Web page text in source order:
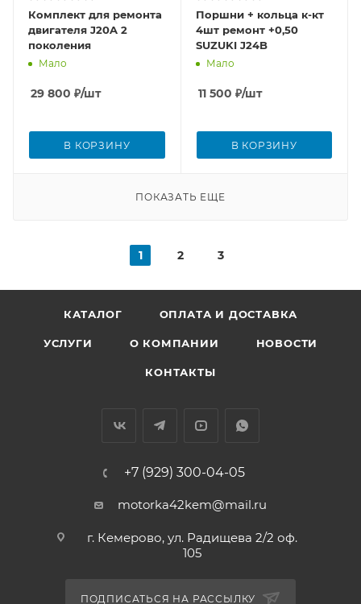
Комплект для ремонта
двигателя J20A 2
поколения
Мало
29 800 ₽/шт
В КОРЗИНУ
Поршни + кольца к-кт
4шт ремонт +0,50
SUZUKI J24B
Мало
11 500 ₽/шт
В КОРЗИНУ
ПОКАЗАТЬ ЕЩЕ
1 2 3
КАТАЛОГ ОПЛАТА И ДОСТАВКА
УСЛУГИ О КОМПАНИИ НОВОСТИ
КОНТАКТЫ
+7 (929) 300-04-05
motorka42kem@mail.ru
г. Кемерово, ул. Радищева 2/2 оф.
105
ПОДПИСАТЬСЯ НА РАССЫЛКУ